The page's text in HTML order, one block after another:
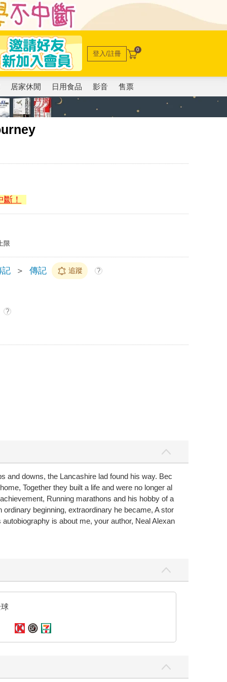
登入/註冊 0
居家休閒 日用食品 影音 售票
！
限
記 ＞ 傳記 追蹤 ?
?
and downs, the Lancashire lad found his way. Bec
Together they built a life and were no longer al
Running marathons and his hobby of a
beginning, extraordinary he became, A stor
is about me, your author, Neal Alexan